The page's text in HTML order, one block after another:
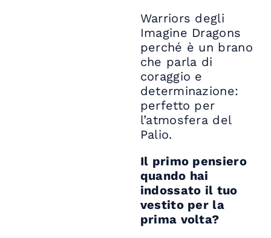
Warriors degli
Imagine Dragons
perché è un brano
che parla di
coraggio e
determinazione:
perfetto per
l’atmosfera del
Palio.
Il primo pensiero
quando hai
indossato il tuo
vestito per la
prima volta?